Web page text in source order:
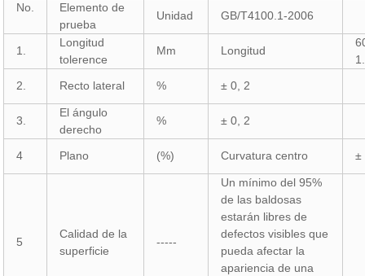
No.
Elemento de
prueba
Unidad GB/T4100.1-2006
1.
Longitud
tolerence
Mm Longitud
2.
Recto lateral % ± 0, 2
3.
El ángulo
derecho
% ± 0, 2
4 Plano (%) Curvatura centro ±
5
Calidad de la
superficie
-----
Un mínimo del 95%
de las baldosas
estarán libres de
defectos visibles que
pueda afectar la
apariencia de una